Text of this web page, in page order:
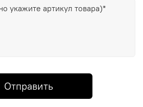
Отправить